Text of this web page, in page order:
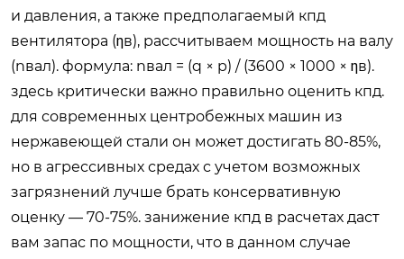
и давления, а также предполагаемый кпд
вентилятора (ηв), рассчитываем мощность на валу
(nвал). формула: nвал = (q × p) / (3600 × 1000 × ηв).
здесь критически важно правильно оценить кпд.
для современных центробежных машин из
нержавеющей стали он может достигать 80-85%,
но в агрессивных средах с учетом возможных
загрязнений лучше брать консервативную
оценку — 70-75%. занижение кпд в расчетах даст
вам запас по мощности, что в данном случае